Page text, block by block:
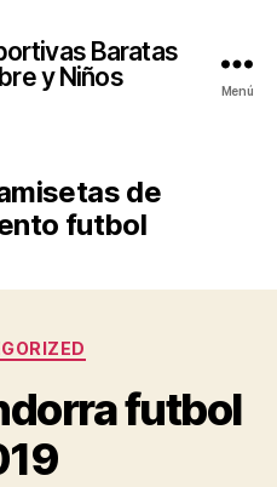
Baratas
y Niños
Menú
de
futbol
Categorías
futbol